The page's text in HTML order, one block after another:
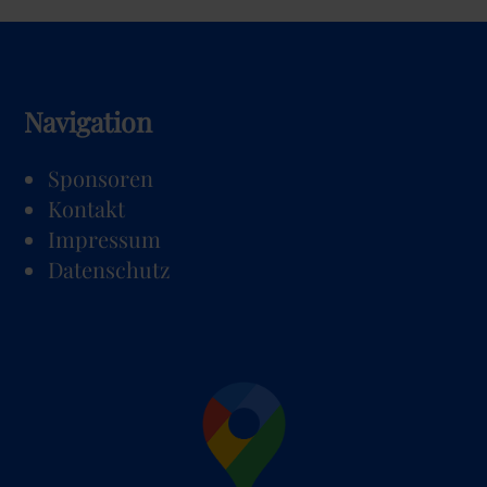
Navigation
Navigation
überspringen
Sponsoren
Kontakt
Impressum
Datenschutz